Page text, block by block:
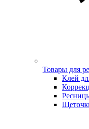
Товары для
Клей